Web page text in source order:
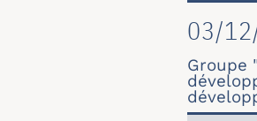
03/
Groupe